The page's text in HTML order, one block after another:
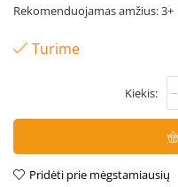
Rekomenduojamas amžius: 3+
Turime
Pridėti prie mėgstamiausių